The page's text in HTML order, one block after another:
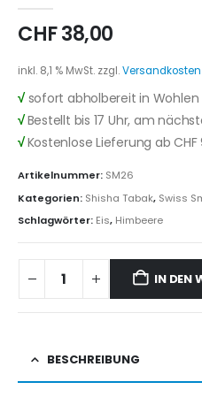
CHF38,00
inkl. 8,1 % MwSt. zzgl.Versandkosten
√ sofort abholbereit in Wohlen
√Bestellt bis 17 Uhr, am
√Kostenlose Lieferung ab CHF
Artikelnummer: SM26
Kategorien: Shisha Tabak, Swiss
Schlagwörter: Eis, Himbeere
IN DEN
BESCHREIBUNG